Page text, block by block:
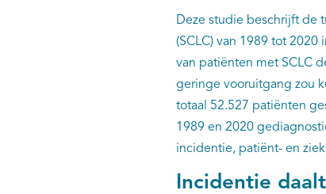
Deze studie beschrijft de
(SCLC) van 1989 tot
van patiënten met SCLC
geringe vooruitgang zou
totaal 52.527 patiënten
1989 en 2020
incidentie, patiënt- en
Incidentie